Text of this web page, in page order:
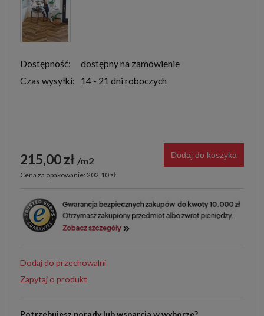
Dostępność:
dostępny na zamówienie
Czas wysyłki:
14 - 21 dni roboczych
215,00 zł m2
Cena za opakowanie: 202,10 zł
Dodaj do koszyka
Dodaj do przechowalni
Zapytaj o produkt
Potrzebujesz porady lub wsparcia w wyborze?